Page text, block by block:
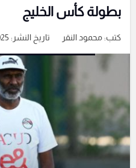
بطولة كأس الخليج
كتب:محمود النقر تاريخ النشر: 27/08/2025